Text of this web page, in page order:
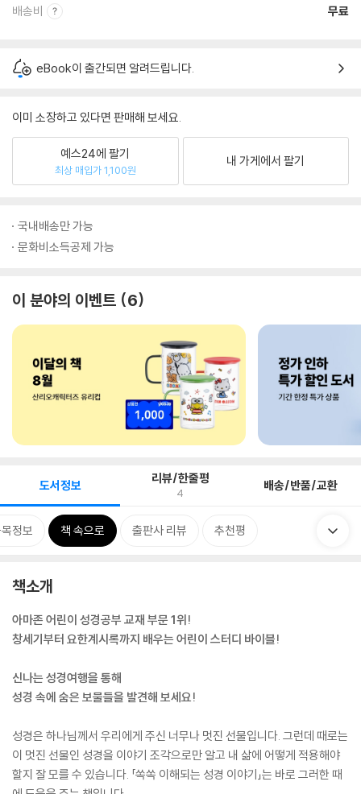
배송비 무료
eBook이 출간되면 알려드립니다.
이미 소장하고 있다면 판매해 보세요.
예스24에 팔기
최상 매입가 1,100원
내 가게에서 팔기
국내배송만 가능
문화비소득공제 가능
이 분야의 이벤트 6
도서정보 리뷰/한줄평
4 배송/반품/교환
정보 책 속으로 출판사 리뷰 추천평
책소개
아마존 어린이 성경공부 교재 부문 1위!
창세기부터 요한계시록까지 배우는 어린이 스터디 바이블!
신나는 성경여행을 통해
성경 속에 숨은 보물들을 발견해 보세요!
성경은 하나님께서 우리에게 주신 너무나 멋진 선물입니다. 그런데 때로는
이 멋진 선물인 성경을 이야기 조각으로만 알고 내 삶에 어떻게 적용해야
할지 잘 모를 수 있습니다. 「쏙쏙 이해되는 성경 이야기」는 바로 그러한 때